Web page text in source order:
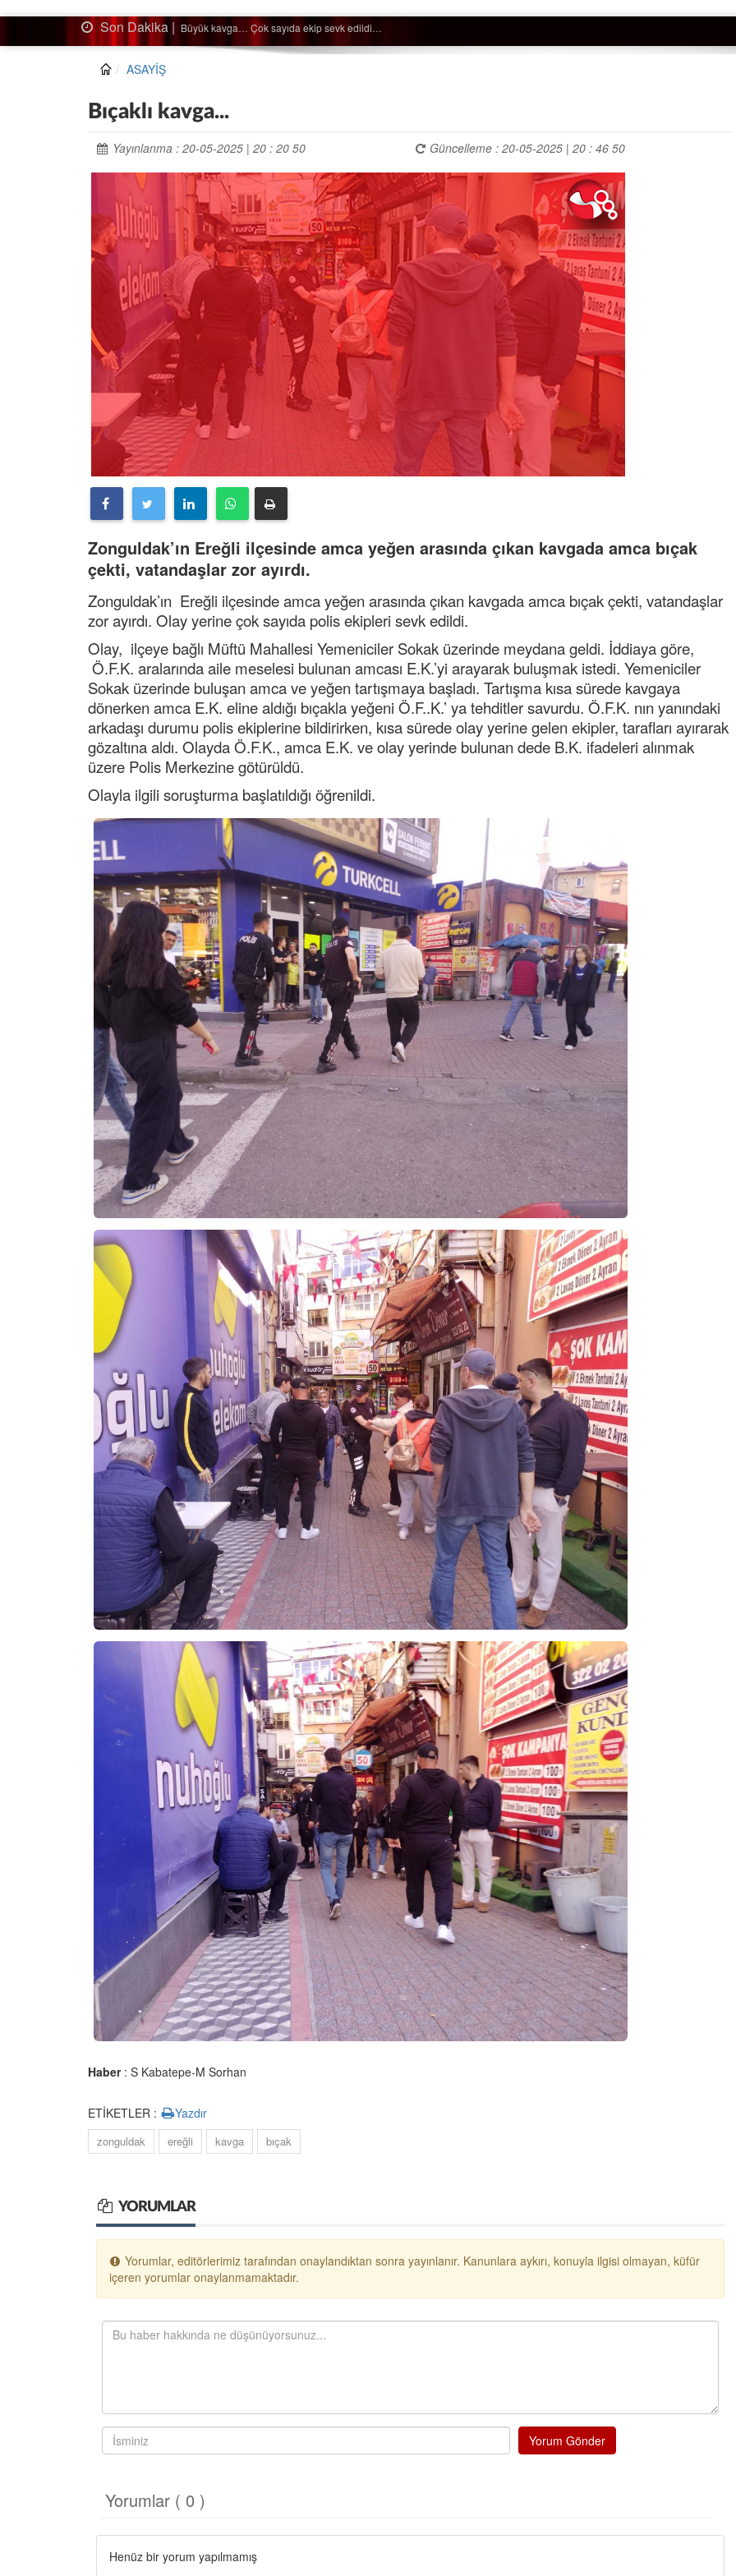
Son Dakika | Ağaçtan düştü…
ASAYİŞ
Bıçaklı kavga...
Yayınlanma : 20-05-2025 | 20 : 20 50 Güncelleme : 20-05-2025 | 20 : 46 50
Zonguldak’ın Ereğli ilçesinde amca yeğen arasında çıkan kavgada amca bıçak
çekti, vatandaşlar zor ayırdı.
Zonguldak’ın Ereğli ilçesinde amca yeğen arasında çıkan kavgada amca bıçak çekti, vatandaşlar
zor ayırdı. Olay yerine çok sayıda polis ekipleri sevk edildi.
Olay, ilçeye bağlı Müftü Mahallesi Yemeniciler Sokak üzerinde meydana geldi. İddiaya göre,
Ö.F.K. aralarında aile meselesi bulunan amcası E.K.’yi arayarak buluşmak istedi. Yemeniciler
Sokak üzerinde buluşan amca ve yeğen tartışmaya başladı. Tartışma kısa sürede kavgaya
dönerken amca E.K. eline aldığı bıçakla yeğeni Ö.F..K.’ ya tehditler savurdu. Ö.F.K. nın yanındaki
arkadaşı durumu polis ekiplerine bildirirken, kısa sürede olay yerine gelen ekipler, tarafları ayırarak
gözaltına aldı. Olayda Ö.F.K., amca E.K. ve olay yerinde bulunan dede B.K. ifadeleri alınmak
üzere Polis Merkezine götürüldü.
Olayla ilgili soruşturma başlatıldığı öğrenildi.
Haber: S Kabatepe-M Sorhan
ETİKETLER : Yazdır
zonguldak ereğli kavga bıçak
YORUMLAR
Yorumlar, editörlerimiz tarafından onaylandıktan sonra yayınlanır. Kanunlara aykırı, konuyla ilgisi olmayan, küfür
içeren yorumlar onaylanmamaktadır.
Yorum Gönder
Yorumlar ( 0 )
Henüz bir yorum yapılmamış
Semih ÇOLAK
SEÇMEN NE DEDİ?
Op. Dr. Erol GÜNEN
Kemiklerinizi Sessizce Çürüten 6
Alışkanlık
Şenol AZMAN
“Aman doktor, yaman doktor.
Derdime bir çare!” – 2-
Merve KIRAN
KİLO KONTROLÜNDE KİLİT
NOKTA: ARA ÖĞÜNLER
Konuk Yazar
Temiz enerji ve gelecek
mücadelesi
Uğuralp CİVELEK
“Bu bir suç duyurusudur”
Özkan Doğan
YEREL RADYO VE REKLAM
Mustafa Ozturk
İç fındığın fiyatı bu gün 1600 TL Kabuklu fındık
bu fiyatın dörtte biri yani 400 TL olmalı. iç
dört katına satılıyor. iç f... DEVAMI
ibrahim yalçınkaya
POSBIYIK nerelerde ya kaç aydır vekaletle
belediye yönetilirmi hayretdebişey
Kadir inanc
Ekmek yediğiniz yere veda edersiniz gurur
tablosu yaparsınız değişik bu kişilikler ya
Muhammed
Valla tren kactj gitti.Uysali devirmwk icin
elinizden ne geliyosa Chp ile kendi partiniz
aleyhine calistiniz.Becerdinizde Adami alasa
ettiniz.Sonuc... DEVAMI
Ali
1950 türkiye
ihracati,tütün,kuruüzüm,findik,pamuk krom
mdeni,kafa basi senede 14 dolar